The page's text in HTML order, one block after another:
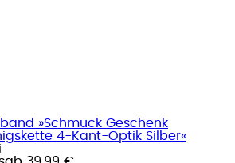
»Schmuck Geschenk
4-Kant-Optik Silber«